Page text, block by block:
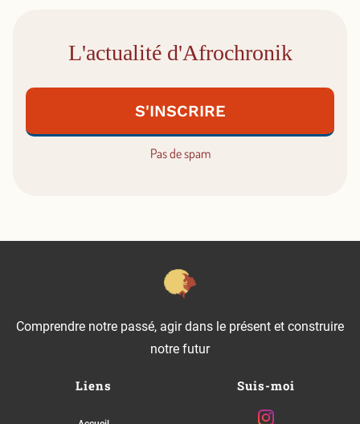
L'actualité d'Afrochronik
S'INSCRIRE
Pas de spam
Comprendre notre passé, agir dans le présent et construire
notre futur
Liens Suis-moi